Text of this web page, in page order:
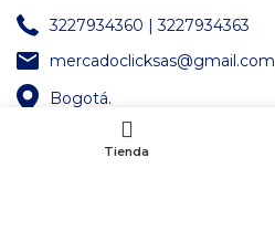
3227934360 | 3227934363
mercadoclicksas@gmail.com
Bogotá.
Tienda